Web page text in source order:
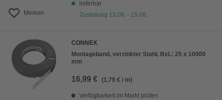
Merken
lieferbar
Zustellung 13.08. - 15.08.
CONNEX
Montageband, verzinkter Stahl, BxL: 25 x 10000
mm
16,99 € (1,70 € / m)
Verfügbarkeit im Markt prüfen